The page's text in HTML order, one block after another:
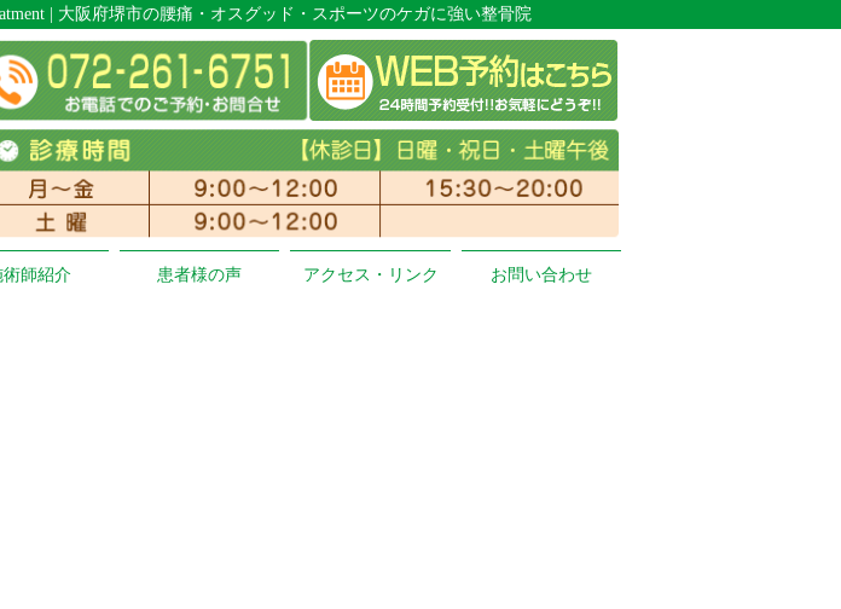
| 大阪府堺市の腰痛・オスグッド・スポーツのケガに強い整骨院
術師紹介 患者様の声 アクセス・リンク お問い合わせ